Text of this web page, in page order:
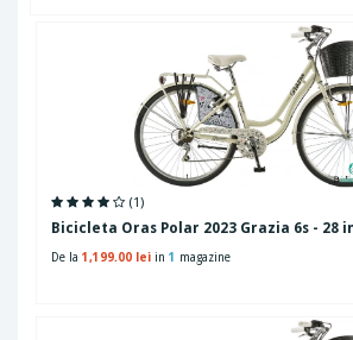
(1)
Bicicleta Oras Polar 2023 Grazia 6s - 28
De la 1,199.00 lei in 1 magazine